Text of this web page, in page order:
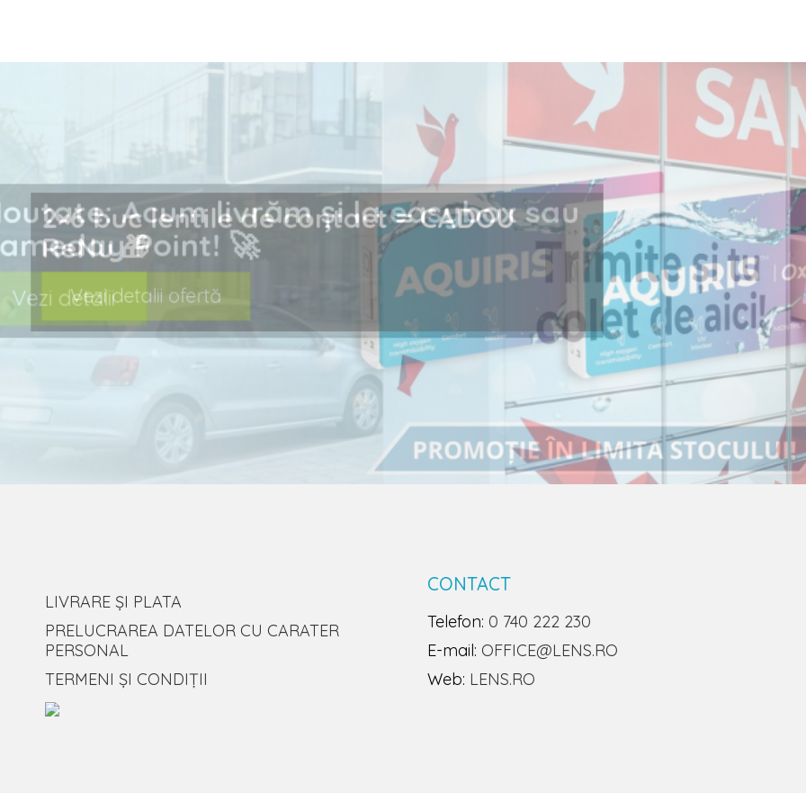
Noutate: Acum livrăm și la easybox sau
Sameday Point! 🚀
Vezi detalii
LIVRARE ȘI PLATA
PRELUCRAREA DATELOR CU CARATER
PERSONAL
TERMENI ȘI CONDIȚII
CONTACT
Telefon: 0 740 222 230
E-mail: OFFICE@LENS.RO
Web: LENS.RO